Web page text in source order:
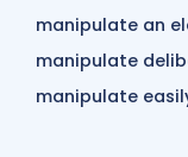
manipulate an
manipulate
manipulate